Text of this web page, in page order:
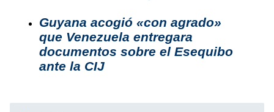
Guyana acogió «con agrado»
que Venezuela entregara
documentos sobre el Esequibo
ante la CIJ